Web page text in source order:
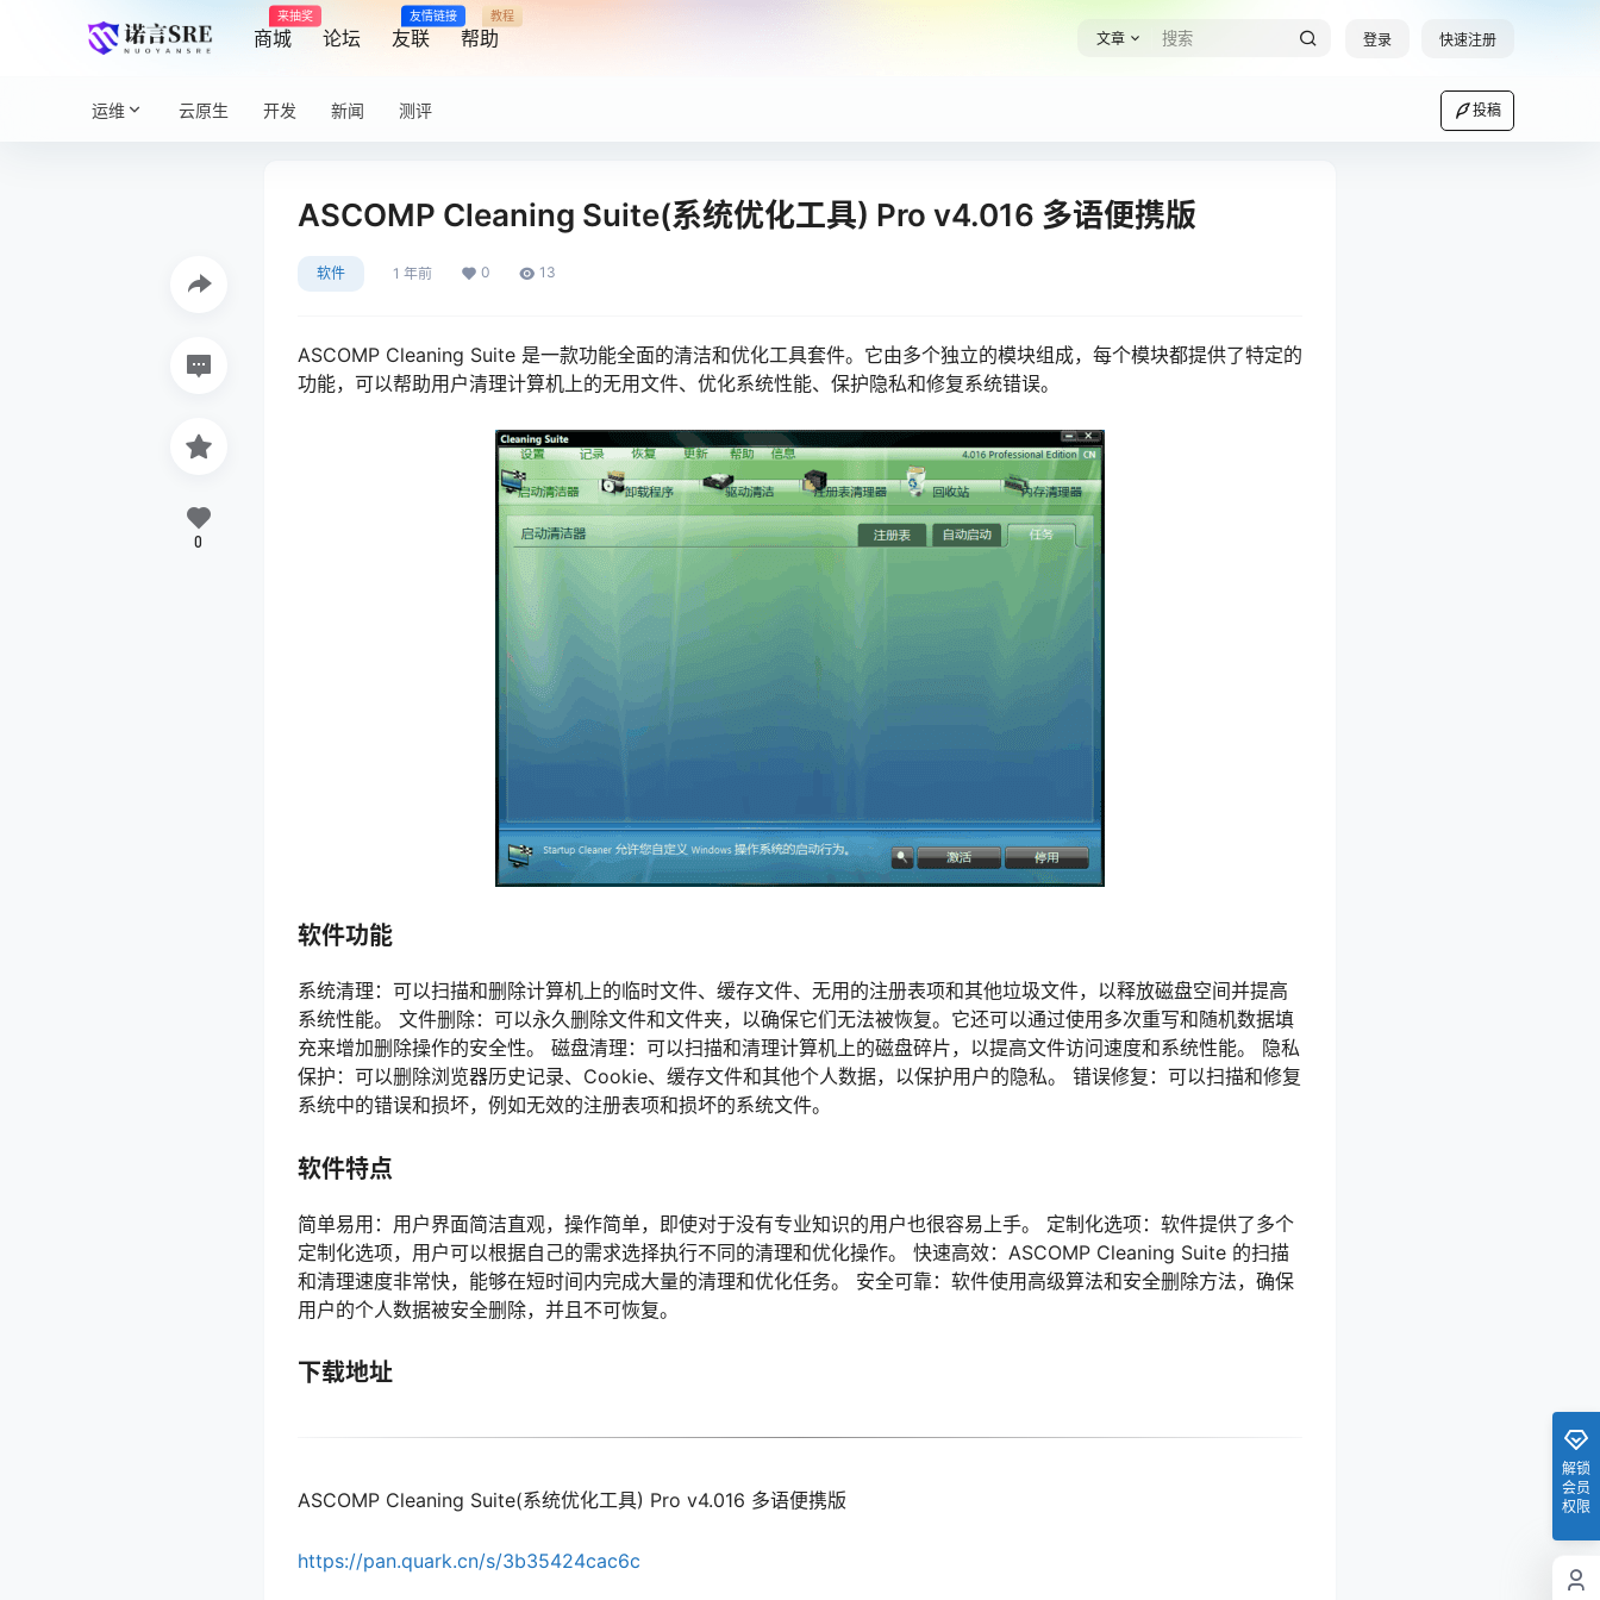
商城
来抽奖
论坛 友联
友情链接
帮助
教程
文章 登录 快速注册
运维 云原生 开发 新闻 测评 投稿
ASCOMP Cleaning Suite(系统优化工具) Pro v4.016 多语便携版
软件 1 年前 0 13
ASCOMP Cleaning Suite 是一款功能全面的清洁和优化工具套件。它由多个独立的模块组成，每个模块都提供了特定的
功能，可以帮助用户清理计算机上的无用文件、优化系统性能、保护隐私和修复系统错误。
软件功能
系统清理：可以扫描和删除计算机上的临时文件、缓存文件、无用的注册表项和其他垃圾文件，以释放磁盘空间并提高
系统性能。 文件删除：可以永久删除文件和文件夹，以确保它们无法被恢复。它还可以通过使用多次重写和随机数据填
充来增加删除操作的安全性。 磁盘清理：可以扫描和清理计算机上的磁盘碎片，以提高文件访问速度和系统性能。 隐私
保护：可以删除浏览器历史记录、Cookie、缓存文件和其他个人数据，以保护用户的隐私。 错误修复：可以扫描和修复
系统中的错误和损坏，例如无效的注册表项和损坏的系统文件。
软件特点
简单易用：用户界面简洁直观，操作简单，即使对于没有专业知识的用户也很容易上手。 定制化选项：软件提供了多个
定制化选项，用户可以根据自己的需求选择执行不同的清理和优化操作。 快速高效：ASCOMP Cleaning Suite 的扫描
和清理速度非常快，能够在短时间内完成大量的清理和优化任务。 安全可靠：软件使用高级算法和安全删除方法，确保
用户的个人数据被安全删除，并且不可恢复。
下载地址
ASCOMP Cleaning Suite(系统优化工具) Pro v4.016 多语便携版
https://pan.quark.cn/s/3b35424cac6c
0
解锁
会员
权限